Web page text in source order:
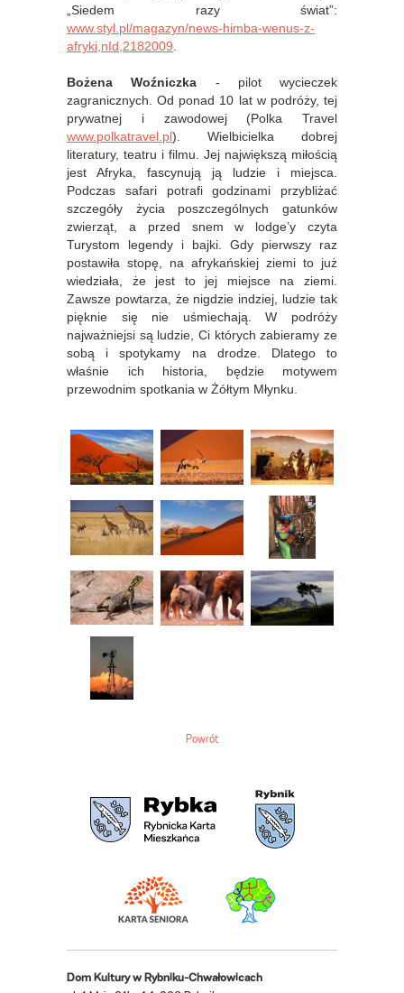
„Siedem razy świat”:
www.styl.pl/magazyn/news-himba-wenus-z-
afryki,nId,2182009
Bożena Woźniczka - pilot wycieczek
zagranicznych. Od ponad 10 lat w podróży, tej
prywatnej i zawodowej (Polka Travel
www.polkatravel.pl). Wielbicielka dobrej
literatury, teatru i filmu. Jej największą miłością
jest Afryka, fascynują ją ludzie i miejsca.
Podczas safari potrafi godzinami przybliżać
szczegóły życia poszczególnych gatunków
zwierząt, a przed snem w lodge’y czyta
Turystom legendy i bajki. Gdy pierwszy raz
postawiła stopę, na afrykańskiej ziemi to już
wiedziała, że jest to jej miejsce na ziemi.
Zawsze powtarza, że nigdzie indziej, ludzie tak
pięknie się nie uśmiechają. W podróży
najważniejsi są ludzie, Ci których zabieramy ze
sobą i spotykamy na drodze. Dlatego to
właśnie ich historia, będzie motywem
przewodnim spotkania w Żółtym Młynku.
Powrót
Dom Kultury w Rybniku-Chwałowicach